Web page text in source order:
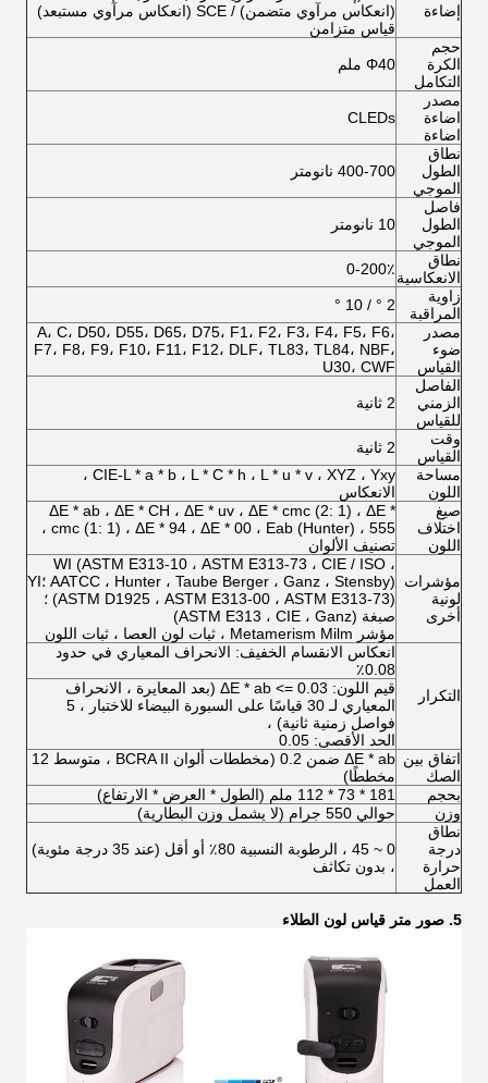
إضاءة
(انعكاس مرآوي متضمن) / SCE (انعكاس مرآوي مستبعد)
قياس متزامن
حجم
الكرة
التكامل
Φ40 ملم
مصدر
اضاءة
اضاءة
CLEDs
نطاق
الطول
الموجي
400-700 نانومتر
فاصل
الطول
الموجي
10 نانومتر
نطاق
الانعكاسية0-200٪
زاوية
المراقبة
2 ° / 10 °
مصدر
ضوء
القياس
A، C، D50، D55، D65، D75، F1، F2، F3، F4، F5، F6،
F7، F8، F9، F10، F11، F12، DLF، TL83، TL84، NBF،
U30، CWF
الفاصل
الزمني
للقياس
2 ثانية
وقت
القياس
2 ثانية
مساحة
اللون
CIE-L * a * b ، L * C * h ، L * u * v ، XYZ ، Yxy ،
الانعكاس
صيغ
اختلاف
اللون
ΔE * ab ، ΔE * CH ، ΔE * uv ، ΔE * cmc (2: 1) ، ΔE *
cmc (1: 1) ، ΔE * 94 ، ΔE * 00 ، Eab (Hunter) ، 555 ،
تصنيف الألوان
مؤشرات
لونية
أخرى
WI (ASTM E313-10 ، ASTM E313-73 ، CIE / ISO ،
AATCC ، Hunter ، Taube Berger ، Ganz ، Stensby) ؛YI
(ASTM D1925 ، ASTM E313-00 ، ASTM E313-73) ؛
صبغة (ASTM E313 ، CIE ، Ganz)
مؤشر Metamerism Milm ، ثبات لون العصا ، ثبات اللون
التكرار
انعكاس الانقسام الخفيف: الانحراف المعياري في حدود
0.08٪
قيم اللون: ΔE * ab <= 0.03 (بعد المعايرة ، الانحراف
المعياري لـ 30 قياسًا على السبورة البيضاء للاختبار ، 5
فواصل زمنية ثانية) ،
الحد الأقصى: 0.05
اتفاق بين
الصك
ΔE * ab ضمن 0.2 (مخططات ألوان BCRA II ، متوسط ​​12
مخططًا)
بحجم
181 * 73 * 112 ملم (الطول * العرض * الارتفاع)
وزن
حوالي 550 جرام (لا يشمل وزن البطارية)
نطاق
درجة
حرارة
العمل
0 ~ 45 ، الرطوبة النسبية 80٪ أو أقل (عند 35 درجة مئوية)
، بدون تكاثف
5. صور متر قياس لون الطلاء